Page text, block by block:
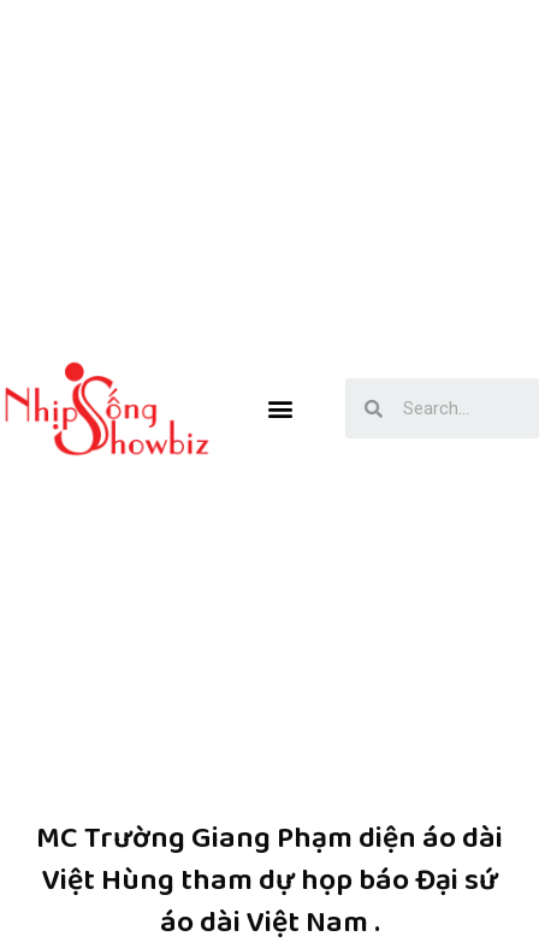
MC Trường Giang Phạm diện áo dài
Việt Hùng tham dự họp báo Đại sứ
áo dài Việt Nam .